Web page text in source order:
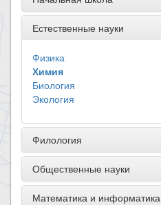
Естественные науки
Физика
Химия
Биология
Экология
Филология
Общественные науки
Математика и информатика